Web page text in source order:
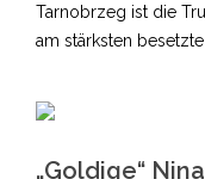
Tarnobrzeg ist die
am stärksten besetzte
„Goldige“